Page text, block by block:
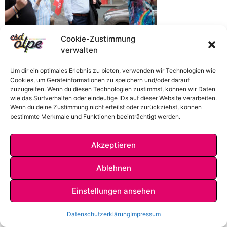
Cookie-Zustimmung
verwalten
Um dir ein optimales Erlebnis zu bieten, verwenden wir Technologien wie
Cookies, um Geräteinformationen zu speichern und/oder darauf
zuzugreifen. Wenn du diesen Technologien zustimmst, können wir Daten
wie das Surfverhalten oder eindeutige IDs auf dieser Website verarbeiten.
Wenn du deine Zustimmung nicht erteilst oder zurückziehst, können
bestimmte Merkmale und Funktionen beeinträchtigt werden.
Akzeptieren
Ablehnen
Einstellungen ansehen
DatenschutzerklärungImpressum
DATENSCHUTZKONTAKT